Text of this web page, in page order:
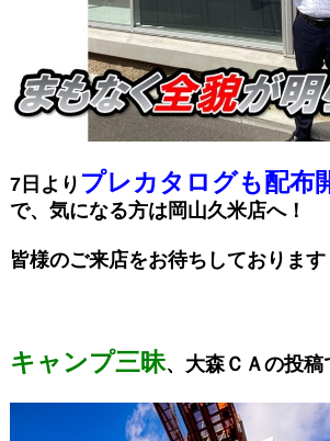
7日より プレカタログも配布
で、気になる方は岡山久米店へ！
皆様のご来店をお待ちしております
キャンプ三昧、大森ＣＡの投稿